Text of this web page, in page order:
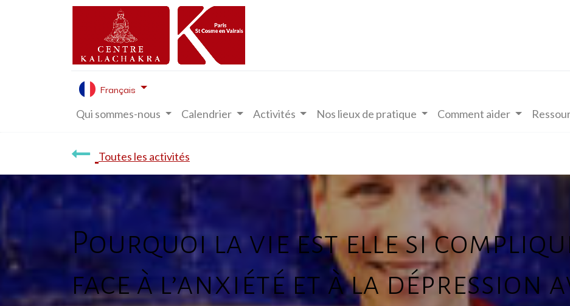
Français
Qui sommes-nous Calendrier Activités Nos lieux de pratique Comment aider
Toutes les activités
Pourquoi la vie est elle si
face à l’anxiété et à la dépression